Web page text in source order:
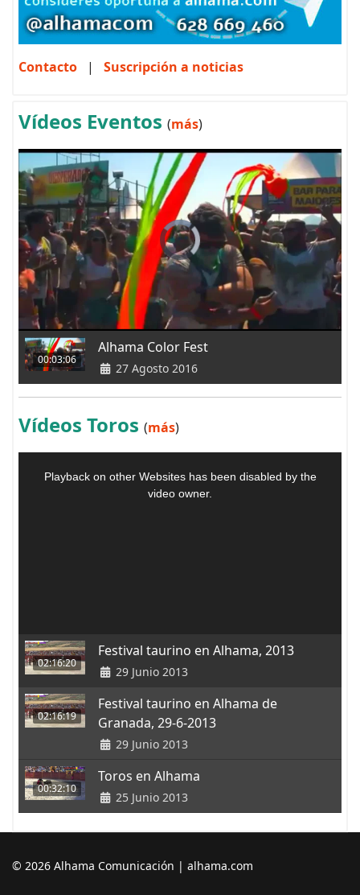
Contacto | Suscripción a noticias
Vídeos Eventos (más)
00:03:06
Alhama Color Fest
27 Agosto 2016
Vídeos Toros (más)
02:16:20
Festival taurino en Alhama, 2013
29 Junio 2013
02:16:19
Festival taurino en Alhama de
Granada, 29-6-2013
29 Junio 2013
00:32:10
Toros en Alhama
25 Junio 2013
© 2026 Alhama Comunicación | alhama.com